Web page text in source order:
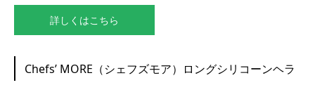
詳しくはこちら
Chefs’ MORE（シェフズモア）ロングシリコーンヘラ